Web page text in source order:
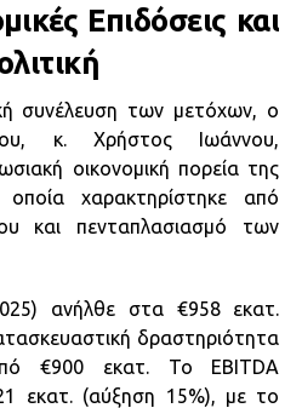
Επιδόσεις και
συνέλευση των μετόχων, ο
κ. Χρήστος Ιωάννου,
οικονομική πορεία της
οποία χαρακτηρίστηκε από
και πενταπλασιασμό των
ανήλθε στα €958 εκατ.
δραστηριότητα
€900 εκατ. Το EBITDA
εκατ. (αύξηση 15%), με το